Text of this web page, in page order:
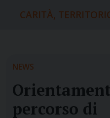
CARITÀ,
NEWS
percorso di